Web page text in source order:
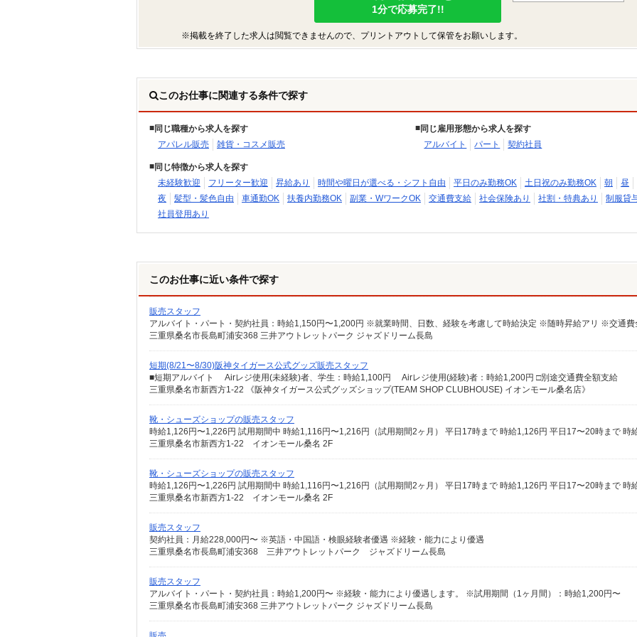
1分で応募完了!!
※掲載を終了した求人は閲覧できませんので、プリントアウトして保管をお願いします。
このお仕事に関連する条件で探す
同じ職種から求人を探す
アパレル販売
雑貨・コスメ販売
同じ雇用形態から求人を探す
アルバイト
パート 契約社員
同じ特徴から求人を探す
未経験歓迎
フリーター歓迎 昇給あり 時間や曜日が選べる・シフト自由 平日のみ勤務OK 土日祝のみ勤務OK 朝
昼
夜
髪型・髪色自由 車通勤OK 扶養内勤務OK 副業・WワークOK 交通費支給 社会保険あり 社割・特典あり
制服貸
社員登用あり
このお仕事に近い条件で探す
販売スタッフ
アルバイト・パート・契約社員：時給1,150円〜1,200円 ※就業時間、日数、経験を考慮して時給決定 ※随時昇給アリ ※交通費
三重県桑名市長島町浦安368 三井アウトレットパーク ジャズドリーム長島
短期(8/21〜8/30)阪神タイガース公式グッズ販売スタッフ
■短期アルバイト Airレジ使用(未経験)者、学生：時給1,100円 Airレジ使用(経験)者：時給1,200円 □別途交通費全額支給
三重県桑名市新西方1-22 《阪神タイガース公式グッズショップ(TEAM SHOP CLUBHOUSE) イオンモール桑名店》
靴・シューズショップの販売スタッフ
三重県桑名市新西方1-22 イオンモール桑名 2F
靴・シューズショップの販売スタッフ
三重県桑名市新西方1-22 イオンモール桑名 2F
販売スタッフ
契約社員：月給228,000円〜 ※英語・中国語・検眼経験者優遇 ※経験・能力により優遇
三重県桑名市長島町浦安368 三井アウトレットパーク ジャズドリーム長島
販売スタッフ
アルバイト・パート・契約社員：時給1,200円〜 ※経験・能力により優遇します。 ※試用期間（1ヶ月間）：時給1,200円〜
三重県桑名市長島町浦安368 三井アウトレットパーク ジャズドリーム長島